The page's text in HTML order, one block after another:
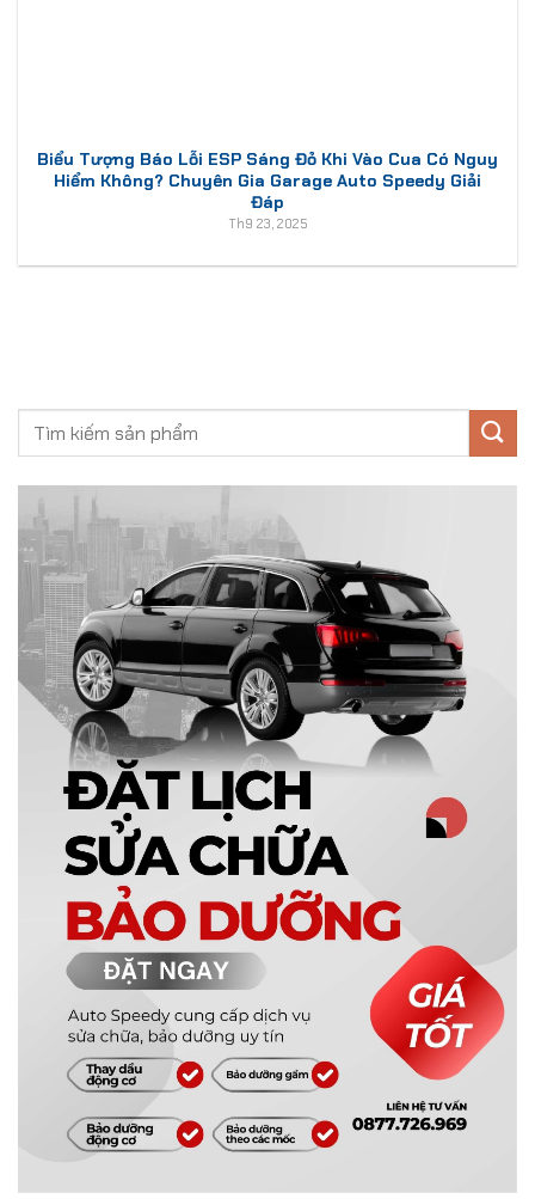
Biểu Tượng Báo Lỗi ESP Sáng Đỏ Khi Vào Cua Có Nguy
Hiểm Không? Chuyên Gia Garage Auto Speedy Giải
Đáp
Th9 23, 2025